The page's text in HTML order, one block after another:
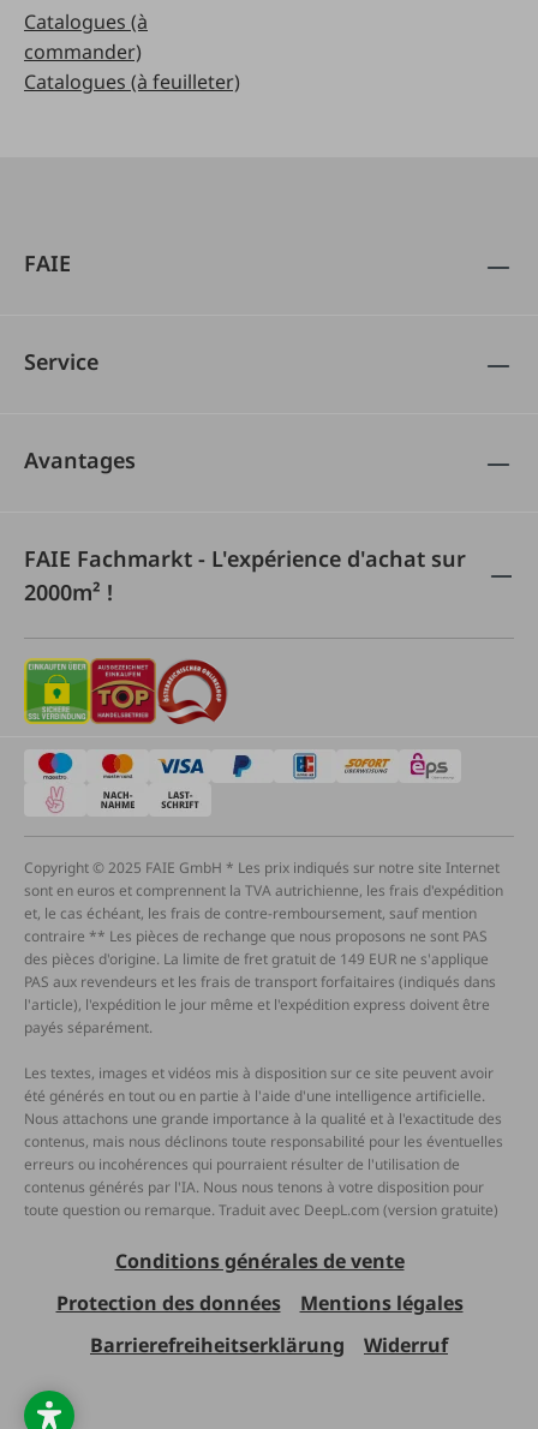
Catalogues (à
commander)
Catalogues (à feuilleter)
FAIE
Service
Avantages
FAIE Fachmarkt - L'expérience d'achat sur
2000m² !
Copyright © 2025 FAIE GmbH * Les prix indiqués sur notre site Internet
sont en euros et comprennent la TVA autrichienne, les frais d'expédition
et, le cas échéant, les frais de contre-remboursement, sauf mention
contraire ** Les pièces de rechange que nous proposons ne sont PAS
des pièces d'origine. La limite de fret gratuit de 149 EUR ne s'applique
PAS aux revendeurs et les frais de transport forfaitaires (indiqués dans
l'article), l'expédition le jour même et l'expédition express doivent être
payés séparément.
Les textes, images et vidéos mis à disposition sur ce site peuvent avoir
été générés en tout ou en partie à l'aide d'une intelligence artificielle.
Nous attachons une grande importance à la qualité et à l'exactitude des
contenus, mais nous déclinons toute responsabilité pour les éventuelles
erreurs ou incohérences qui pourraient résulter de l'utilisation de
contenus générés par l'IA. Nous nous tenons à votre disposition pour
toute question ou remarque. Traduit avec DeepL.com (version gratuite)
Conditions générales de vente
Protection des données
Mentions légales
Barrierefreiheitserklärung
Widerruf